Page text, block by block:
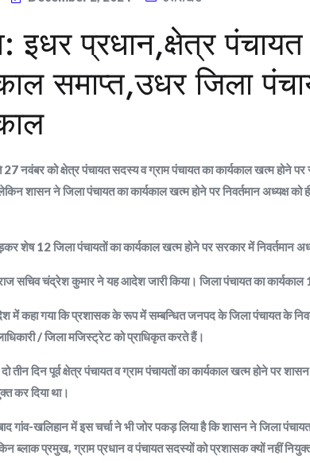
इधर प्रधान,क्षेत्र
समाप्त,उधर जिला
27 नवंबर को क्षेत्र पंचायत सदस्य व ग्राम पंचायत का कार्यकाल खत्म होने
शासन ने जिला पंचायत का कार्यकाल खत्म होने पर निवर्तमान अध्यक्ष
शेष 12 जिला पंचायतों का कार्यकाल खत्म होने पर सरकार में निवर्तमान
सचिव चंद्रेश कुमार ने यह आदेश जारी किया। जिला पंचायत का कार्यकाल
में कहा गया कि प्रशासक के रूप में सम्बन्धित जनपद के जिला पंचायत के
/ जिला मजिस्ट्रेट को प्राधिकृत करते हैं।
तीन दिन पूर्व क्षेत्र पंचायत व ग्राम पंचायतों का कार्यकाल खत्म होने पर
कर दिया था।
गांव-खलिहान में इस चर्चा ने भी जोर पकड़ लिया है कि शासन ने जिला
ब्लाक प्रमुख, ग्राम प्रधान व पंचायत सदस्यों को प्रशासक क्यों नहीं